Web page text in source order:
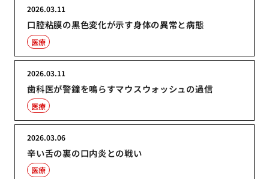
口腔粘膜の黒色変化が示す身体の異常と病態
2026.03.11
医療
歯科医が警鐘を鳴らすマウスウォッシュの過信
2026.03.11
医療
辛い舌の裏の口内炎との戦い
2026.03.06
医療